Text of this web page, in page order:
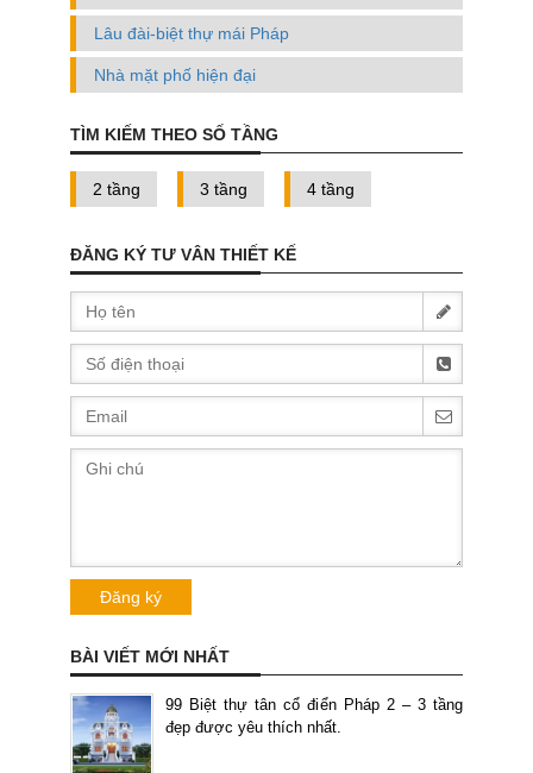
Lâu đài-biệt thự mái Pháp
Nhà mặt phố hiện đại
TÌM KIẾM THEO SỐ TẦNG
2 tầng 3 tầng 4 tầng
ĐĂNG KÝ TƯ VÂN THIẾT KẾ
BÀI VIẾT MỚI NHẤT
99 Biệt thự tân cổ điển Pháp 2 – 3 tầng
đẹp được yêu thích nhất.